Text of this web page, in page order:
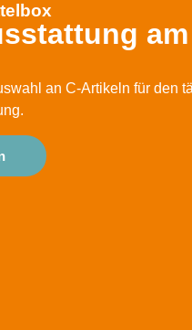
am
an C-Artikeln für den